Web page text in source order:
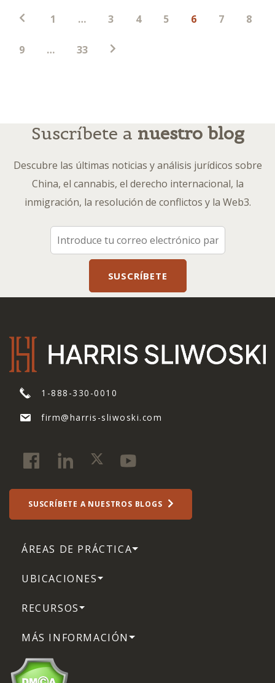
Paginación
1 … 3 4 5 6 7 8
9 … 33
Suscríbete a nuestro blog
Descubre las últimas noticias y análisis jurídicos sobre
China, el cannabis, el derecho internacional, la
inmigración, la resolución de conflictos y la Web3.
1-888-330-0010
firm@harris-sliwoski.com
SUSCRÍBETE A NUESTROS BLOGS
ÁREAS DE PRÁCTICA
UBICACIONES
RECURSOS
MÁS INFORMACIÓN